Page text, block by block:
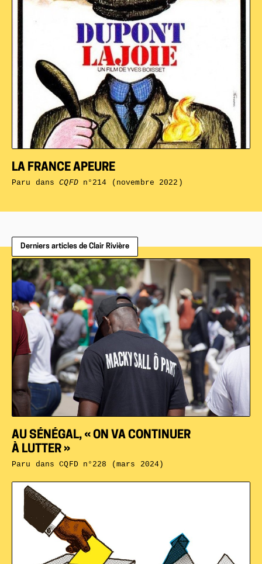
LA FRANCE APEURE
Paru dansCQFDn°214 (novembre 2022)
Derniers articles de Clair Rivière
AU SÉNÉGAL, « ON VA CONTINUER
À LUTTER »
Paru dansCQFD n°228 (mars 2024)